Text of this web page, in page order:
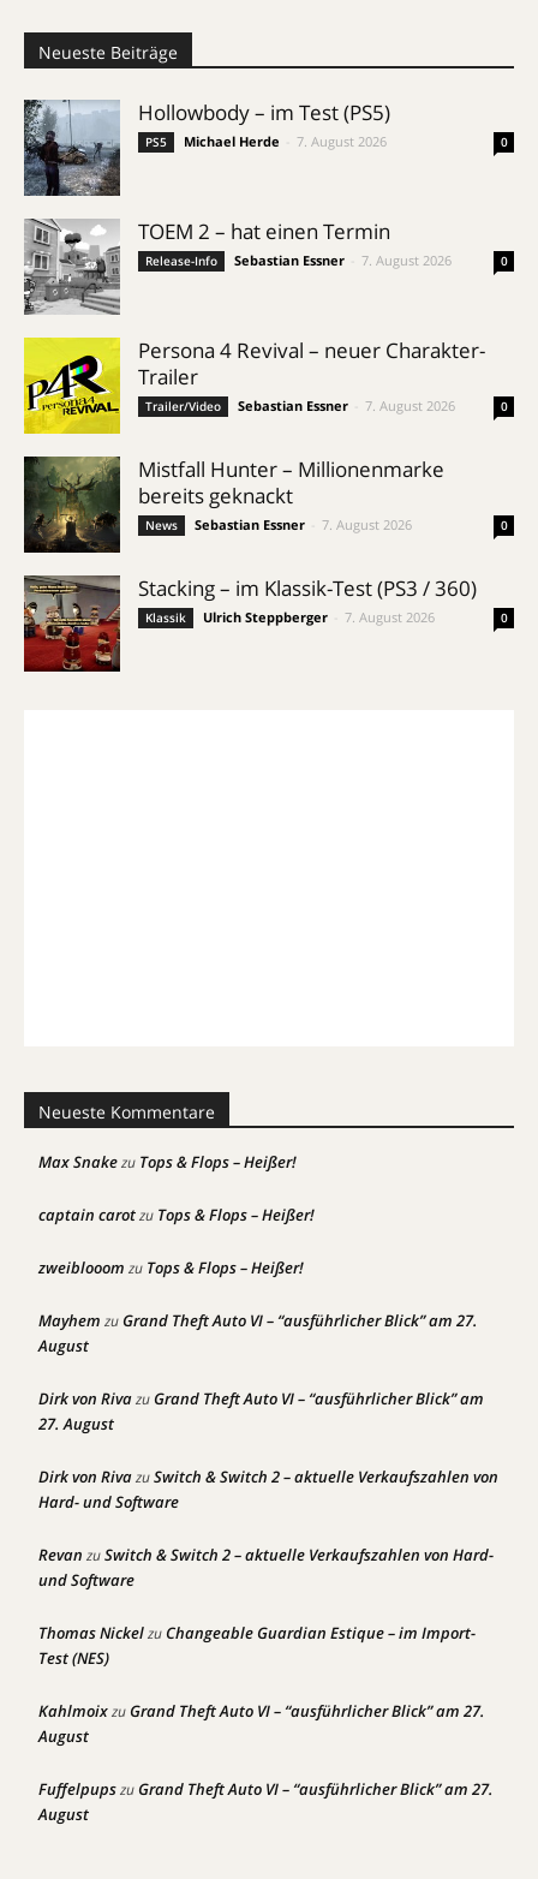
Neueste Beiträge
Hollowbody – im Test (PS5)
PS5 Michael Herde 7. August 2026 0
TOEM 2 – hat einen Termin
Release-Info Sebastian Essner 7. August 2026 0
Persona 4 Revival – neuer Charakter-
Trailer
Trailer/Video Sebastian Essner 7. August 2026 0
Mistfall Hunter – Millionenmarke
bereits geknackt
News Sebastian Essner 7. August 2026 0
Stacking – im Klassik-Test (PS3 / 360)
Klassik Ulrich Steppberger 7. August 2026 0
Neueste Kommentare
Max Snakezu Tops & Flops – Heißer!
captain carotzu Tops & Flops – Heißer!
zweiblooom zu Tops & Flops – Heißer!
Mayhem zuGrand Theft Auto VI – “ausführlicher Blick” am 27.
August
Dirk von RivazuGrand Theft Auto VI – “ausführlicher Blick” am
27. August
Dirk von RivazuSwitch & Switch 2 – aktuelle Verkaufszahlen von
Hard- und Software
Revan zuSwitch & Switch 2 – aktuelle Verkaufszahlen von Hard-
und Software
Thomas NickelzuChangeable Guardian Estique – im Import-
Test (NES)
KahlmoixzuGrand Theft Auto VI – “ausführlicher Blick” am 27.
August
FuffelpupszuGrand Theft Auto VI – “ausführlicher Blick” am 27.
August